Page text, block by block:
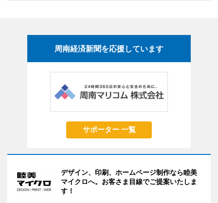
周南経済新聞を応援しています
サポーター 一覧
デザイン、印刷、ホームページ制作なら睦美
マイクロへ。お客さま目線でご提案いたしま
す！